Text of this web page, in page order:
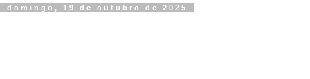
domingo, 19 de outubro de 2025